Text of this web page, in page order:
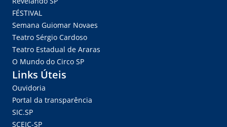
FÉSTIVAL
Semana Guiomar Novaes
Teatro Sérgio Cardoso
Teatro Estadual de Araras
O Mundo do Circo SP
Links Úteis
Ouvidoria
Portal da transparência
SIC.SP
SCEIC-SP